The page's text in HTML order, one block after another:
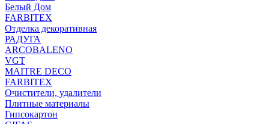
Белый Дом
FARBITEX
Отделка декоративная
РАДУГА
ARCOBALENO
VGT
MAITRE DECO
FARBITEX
Очистители, удалители
Плитные материалы
Гипсокартон